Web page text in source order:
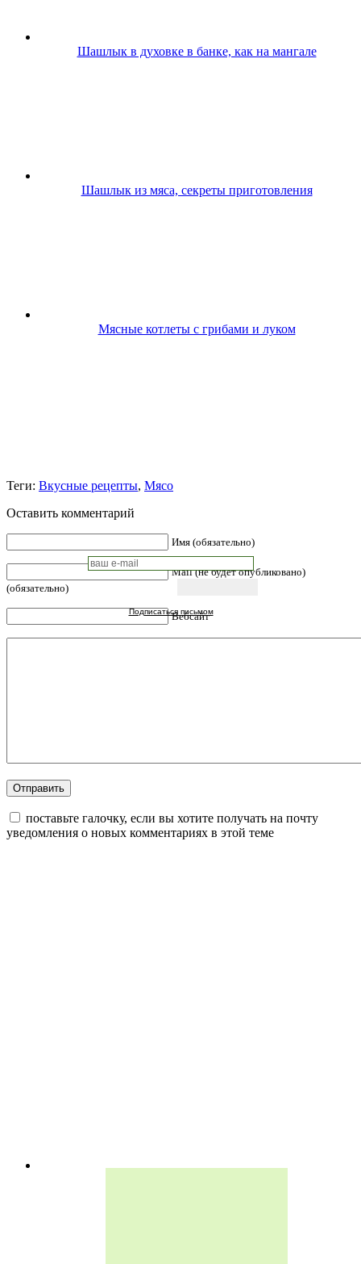
Шашлык в духовке в банке, как на мангале
Шашлык из мяса, секреты приготовления
Мясные котлеты с грибами и луком
Подписаться письмом
Теги: Вкусные рецепты, Мясо
Оставить комментарий
Имя (обязательно)
Mail (не будет опубликовано)
(обязательно)
Вебсайт
поставьте галочку, если вы хотите получать на почту
уведомления о новых комментариях в этой теме